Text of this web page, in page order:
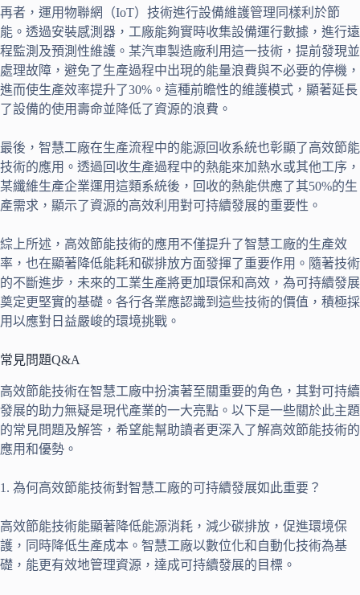
再者，運用物聯網（IoT）技術進行設備維護管理同樣利於節
能。透過安裝感測器，工廠能夠實時收集設備運行數據，進行遠
程監測及預測性維護。某汽車製造廠利用這一技術，提前發現並
處理故障，避免了生產過程中出現的能量浪費與不必要的停機，
進而使生產效率提升了30%。這種前瞻性的維護模式，顯著延長
了設備的使用壽命並降低了資源的浪費。
最後，智慧工廠在生產流程中的能源回收系統也彰顯了高效節能
技術的應用。透過回收生產過程中的熱能來加熱水或其他工序，
某纖維生產企業運用這類系統後，回收的熱能供應了其50%的生
產需求，顯示了資源的高效利用對可持續發展的重要性。
綜上所述，高效節能技術的應用不僅提升了智慧工廠的生產效
率，也在顯著降低能耗和碳排放方面發揮了重要作用。隨著技術
的不斷進步，未來的工業生產將更加環保和高效，為可持續發展
奠定更堅實的基礎。各行各業應認識到這些技術的價值，積極採
用以應對日益嚴峻的環境挑戰。
常見問題Q&A
高效節能技術在智慧工廠中扮演著至關重要的角色，其對可持續
發展的助力無疑是現代產業的一大亮點。以下是一些關於此主題
的常見問題及解答，希望能幫助讀者更深入了解高效節能技術的
應用和優勢。
1. 為何高效節能技術對智慧工廠的可持續發展如此重要？
高效節能技術能顯著降低能源消耗，減少碳排放，促進環境保
護，同時降低生產成本。智慧工廠以數位化和自動化技術為基
礎，能更有效地管理資源，達成可持續發展的目標。